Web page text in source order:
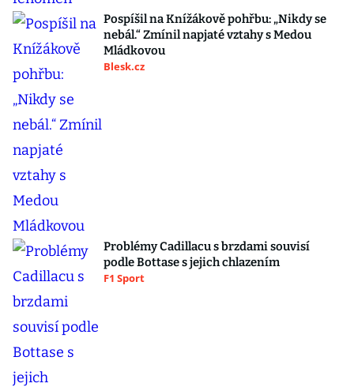
Pospíšil na Knížákově pohřbu: „Nikdy se
nebál.“ Zmínil napjaté vztahy s Medou
Mládkovou
Blesk.cz
Problémy Cadillacu s brzdami souvisí
podle Bottase s jejich chlazením
F1 Sport